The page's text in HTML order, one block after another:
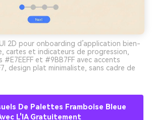
2D pour onboarding d’application bien-
cartes et indicateurs de progression,
#E7EEFF et #9BB7FF avec accents
design plat minimaliste, sans cadre de
De Palettes Framboise Bleue
L'IA Gratuitement